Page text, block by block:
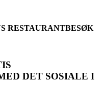
RESTAURANTBESØK
DET SOSIALE I